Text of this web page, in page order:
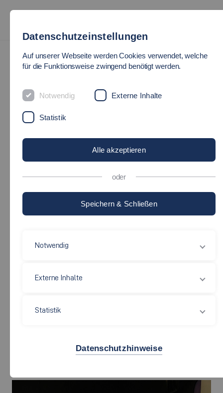
FORSCHUNG ZU
Forschung - Hochschule
vergangenen Jahres bei den Straßenmeistereien in Betrieb
genommen wurde. Die Lastkraftwagen mit
Datenschutzeinstellungen
Auf unserer Webseite werden Cookies verwendet, welche
für die Funktionsweise zwingend benötigt werden.
Notwendig Externe Inhalte
Statistik
Alle akzeptieren
oder
Speichern & Schließen
Notwendig
Externe Inhalte
Statistik
Datenschutzhinweise